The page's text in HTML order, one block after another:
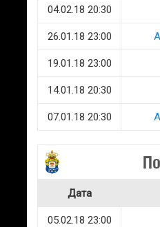
04.02.18 20:30
26.01.18 23:00
19.01.18 23:00
14.01.18 20:30
07.01.18 20:30
Дата
05.02.18 23:00